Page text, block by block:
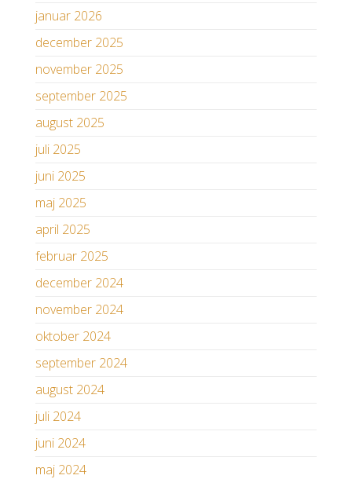
januar 2026
december 2025
november 2025
september 2025
august 2025
juli 2025
juni 2025
maj 2025
april 2025
februar 2025
december 2024
november 2024
oktober 2024
september 2024
august 2024
juli 2024
juni 2024
maj 2024